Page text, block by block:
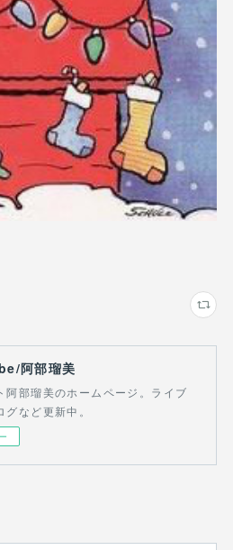
阿部瑠美
阿部瑠美のホームページ。ライブ
など更新中。